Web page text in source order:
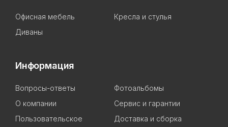
Офисная мебель
Кресла и стулья
Диваны
Информация
Вопросы-ответы
Фотоальбомы
О компании
Сервис и гарантии
Пользовательское
Доставка и сборка